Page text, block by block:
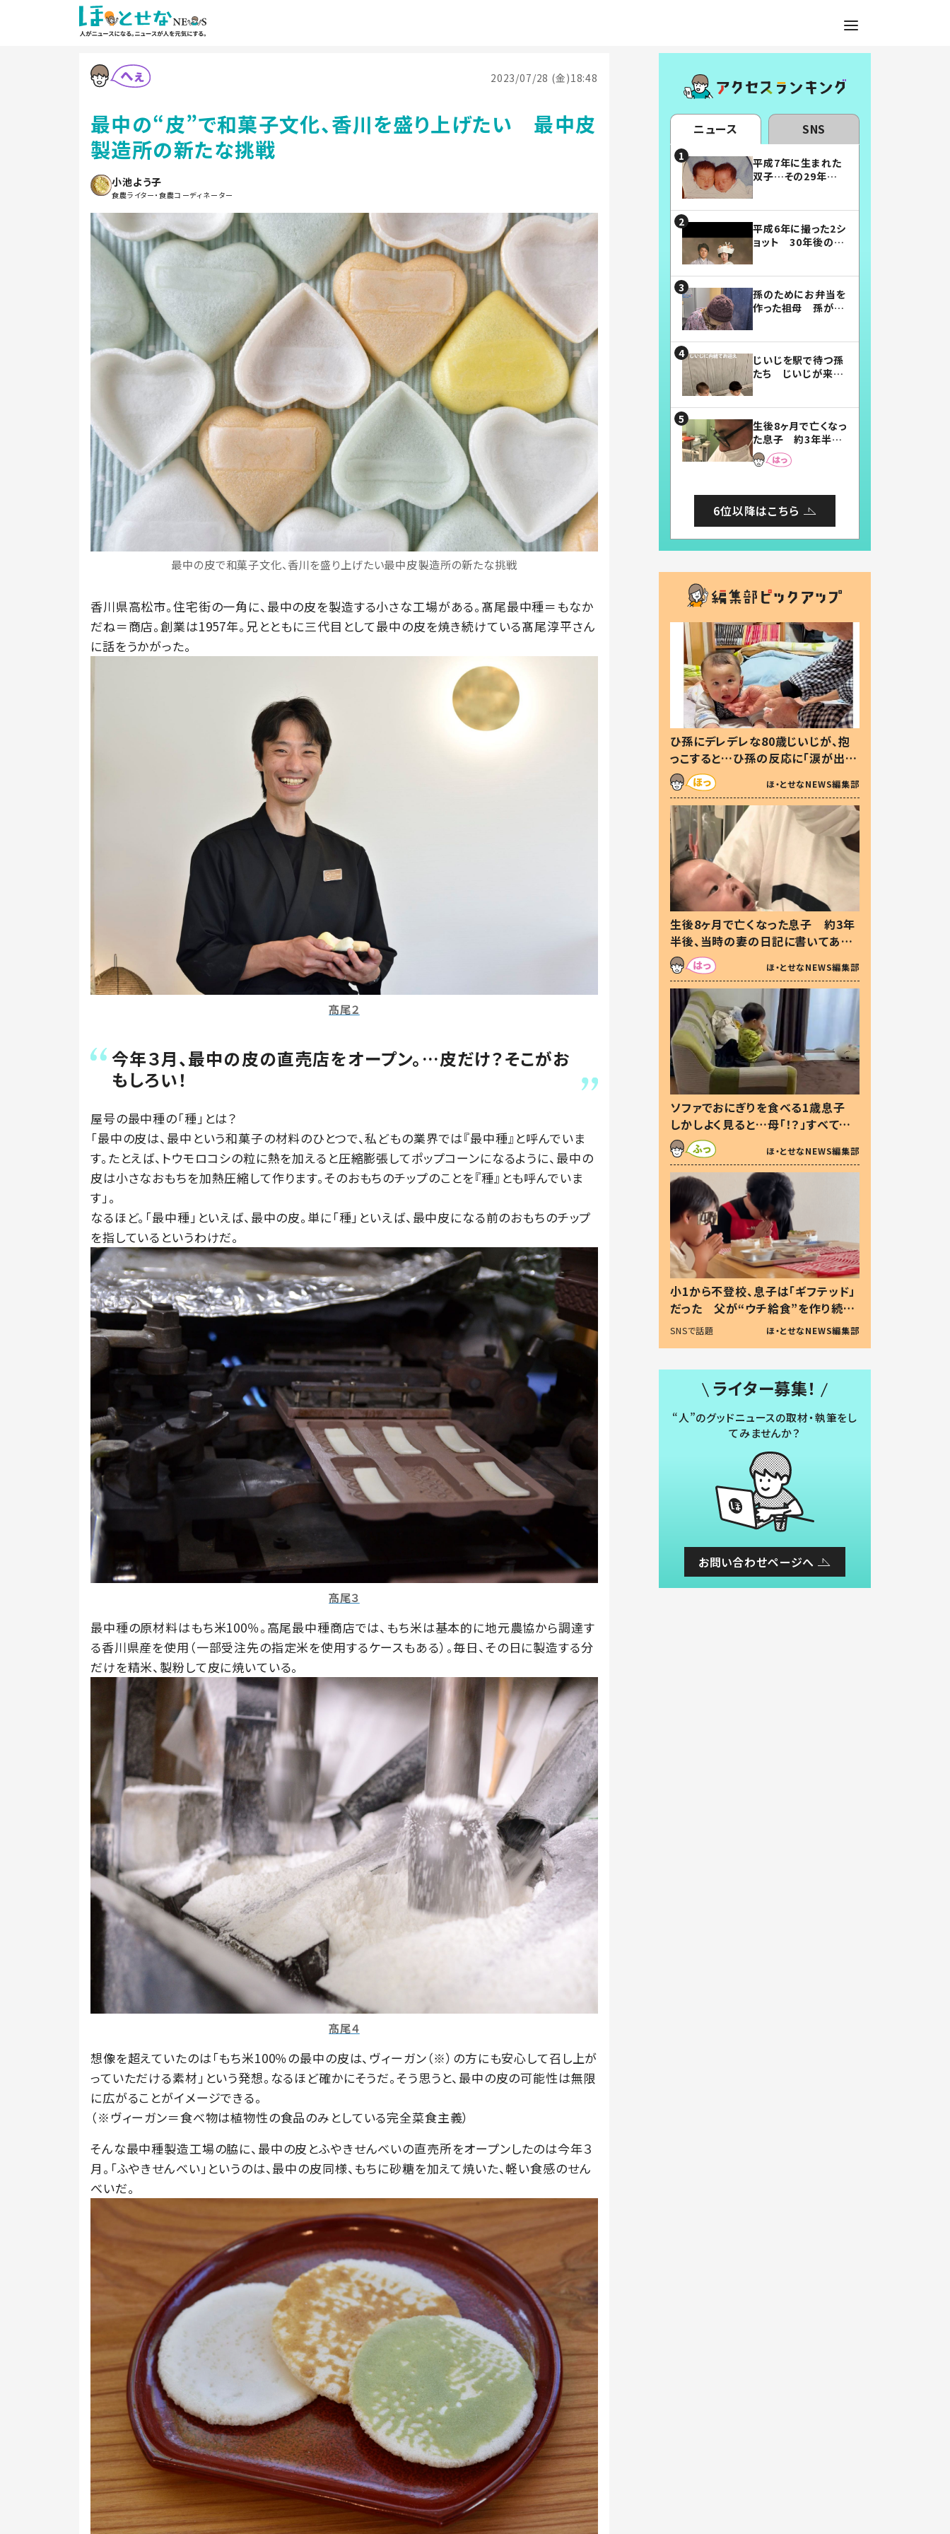
2023/07/28 (金)18:48
最中の“皮”で和菓子文化、香川を盛り上げたい 最中皮
製造所の新たな挑戦
小池よう子
食農ライター・食農コーディネーター
最中の皮で和菓子文化、香川を盛り上げたい最中皮製造所の新たな挑戦
香川県高松市。住宅街の一角に、最中の皮を製造する小さな工場がある。髙尾最中種＝もなか
だね＝商店。創業は1957年。兄とともに三代目として最中の皮を焼き続けている髙尾淳平さん
に話をうかがった。
髙尾２
今年３月、最中の皮の直売店をオープン。…皮だけ？そこがお
もしろい！
屋号の最中種の「種」とは？
「最中の皮は、最中という和菓子の材料のひとつで、私どもの業界では『最中種』と呼んでいま
す。たとえば、トウモロコシの粒に熱を加えると圧縮膨張してポップコーンになるように、最中の
皮は小さなおもちを加熱圧縮して作ります。そのおもちのチップのことを『種』とも呼んでいま
す」。
なるほど。「最中種」といえば、最中の皮。単に「種」といえば、最中皮になる前のおもちのチップ
を指しているというわけだ。
髙尾３
最中種の原材料はもち米100％。高尾最中種商店では、もち米は基本的に地元農協から調達す
る香川県産を使用（一部受注先の指定米を使用するケースもある）。毎日、その日に製造する分
だけを精米、製粉して皮に焼いている。
髙尾４
想像を超えていたのは「もち米100％の最中の皮は、ヴィーガン（※）の方にも安心して召し上が
っていただける素材」という発想。なるほど確かにそうだ。そう思うと、最中の皮の可能性は無限
に広がることがイメージできる。
（※ヴィーガン＝食べ物は植物性の食品のみとしている完全菜食主義）
そんな最中種製造工場の脇に、最中の皮とふやきせんべいの直売所をオープンしたのは今年３
月。「ふやきせんべい」というのは、最中の皮同様、もちに砂糖を加えて焼いた、軽い食感のせん
べいだ。
ニュース SNS
平成7年に生まれた
双子…その29年後
平成6年に撮った2シ
ョット 30年後の姿
孫のためにお弁当を
作った祖母 孫が絶
じいじを駅で待つ孫
たち じいじが来た
まらない」「幸せにな
れる」
生後8ヶ月で亡くなっ
た息子 約3年半
後、当時の妻の日記
に書いてあった本音
6位以降はこちら
ひ孫にデレデレな80歳じいじが、抱
っこすると…ひ孫の反応に「涙が出ま
した」「可愛くて仕方ない」
ほ・とせなNEWS編集部
生後8ヶ月で亡くなった息子 約3年
半後、当時の妻の日記に書いてあっ
た本音とは
ほ・とせなNEWS編集部
ソファでおにぎりを食べる1歳息子
しかしよく見ると…母「！？」すべてを
察した母の投稿に「可愛いから許
す！」「現行犯〜」
ほ・とせなNEWS編集部
小1から不登校、息子は「ギフテッド」
だった 父が“ウチ給食”を作り続け
る理由とは #令和の親 #令和の子
SNSで話題 ほ・とせなNEWS編集部
ライター募集！
“人”のグッドニュースの取材・執筆をし
てみませんか？
お問い合わせページへ